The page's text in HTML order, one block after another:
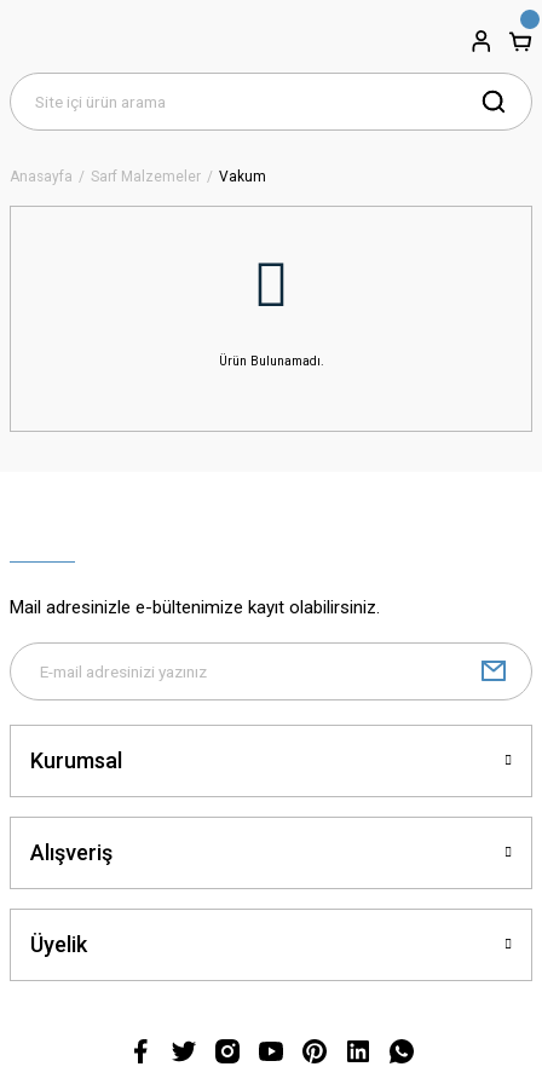
Anasayfa Sarf Malzemeler Vakum
Ürün Bulunamadı.
Mail adresinizle e-bültenimize kayıt olabilirsiniz.
Kurumsal
Alışveriş
Üyelik